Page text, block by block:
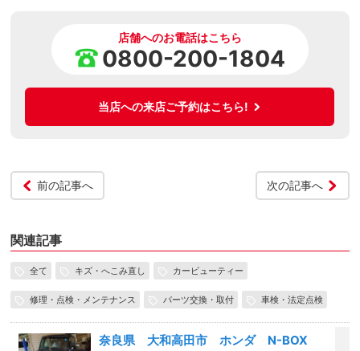
店舗へのお電話はこちら
0800-200-1804
当店への来店ご予約はこちら!
前の記事へ 次の記事へ
関連記事
全て キズ・へこみ直し カービューティー
修理・点検・メンテナンス パーツ交換・取付 車検・法定点検
奈良県 大和高田市 ホンダ N-BOX